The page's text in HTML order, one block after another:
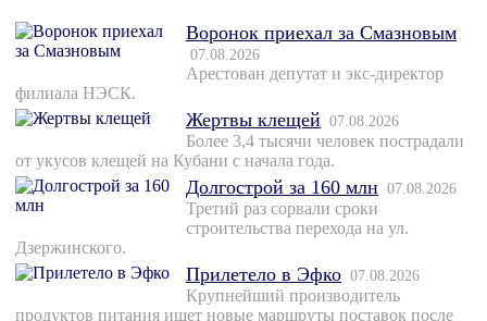
Воронок приехал за Смазновым
07.08.2026
Арестован депутат и экс-директор
филиала НЭСК.
Жертвы клещей 07.08.2026
Более 3,4 тысячи человек пострадали
от укусов клещей на Кубани с начала года.
Долгострой за 160 млн 07.08.2026
Третий раз сорвали сроки
строительства перехода на ул.
Дзержинского.
Прилетело в Эфко 07.08.2026
Крупнейший производитель
продуктов питания ищет новые маршруты поставок после